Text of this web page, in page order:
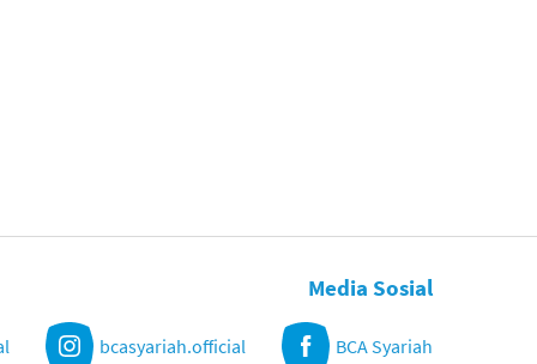
Media Sosial
bcasyariah.official BCA Syariah